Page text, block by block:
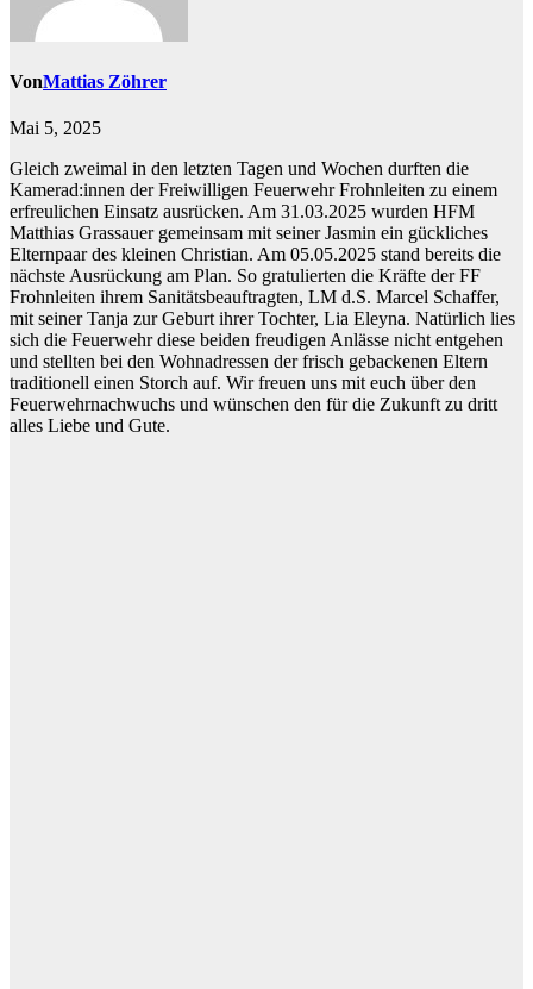
VonMattias Zöhrer
Mai 5, 2025
Gleich zweimal in den letzten Tagen und Wochen durften die
Kamerad:innen der Freiwilligen Feuerwehr Frohnleiten zu einem
erfreulichen Einsatz ausrücken. Am 31.03.2025 wurden HFM
Matthias Grassauer gemeinsam mit seiner Jasmin ein gückliches
Elternpaar des kleinen Christian. Am 05.05.2025 stand bereits die
nächste Ausrückung am Plan. So gratulierten die Kräfte der FF
Frohnleiten ihrem Sanitätsbeauftragten, LM d.S. Marcel Schaffer,
mit seiner Tanja zur Geburt ihrer Tochter, Lia Eleyna. Natürlich lies
sich die Feuerwehr diese beiden freudigen Anlässe nicht entgehen
und stellten bei den Wohnadressen der frisch gebackenen Eltern
traditionell einen Storch auf. Wir freuen uns mit euch über den
Feuerwehrnachwuchs und wünschen den für die Zukunft zu dritt
alles Liebe und Gute.